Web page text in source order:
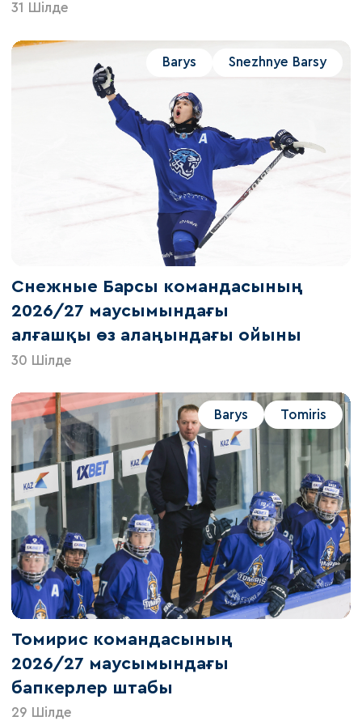
31 Шілде
Barys Snezhnye Barsy
Снежные Барсы командасының
2026/27 маусымындағы
алғашқы өз алаңындағы ойыны
30 Шілде
Barys Tomiris
Томирис командасының
2026/27 маусымындағы
бапкерлер штабы
29 Шілде